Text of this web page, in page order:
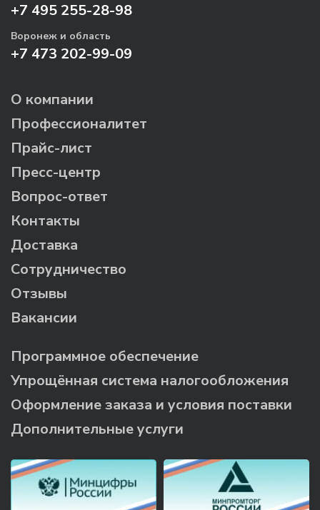
+7 495 255-28-98
Воронеж и область
+7 473 202-99-09
О компании
Профессионалитет
Прайс-лист
Пресс-центр
Вопрос-ответ
Контакты
Доставка
Сотрудничество
Отзывы
Вакансии
Программное обеспечение
Упрощённая система налогообложения
Оформление заказа и условия поставки
Дополнительные услуги